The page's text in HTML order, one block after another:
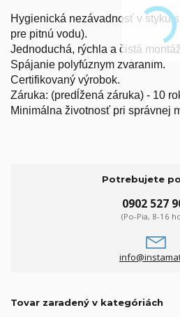
Hygienická nezávadnosť v styku
pre pitnú vodu).
Jednoduchá, rýchla a čistá
Spájanie polyfúznym zváraním.
Certifikovaný výrobok.
Záruka: (predĺžená záruka) - 10
Minimálna životnosť pri správnej
Potrebujete
0902 527
(Po-Pia, 8-16
Tovar zaradený v kategóriách